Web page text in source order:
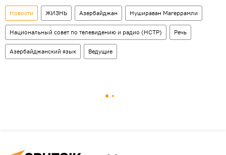
Новости ЖИЗНЬ Азербайджан Нушираван Магеррамли
Национальный совет по телевидению и радио (НСТР) Речь
Азербайджанский язык Ведущие